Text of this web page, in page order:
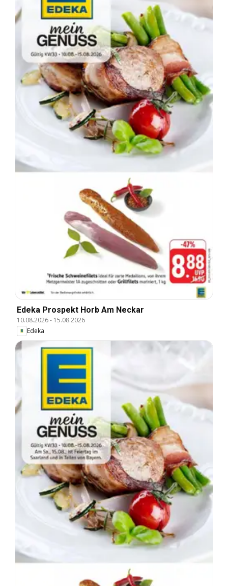
Edeka Prospekt Horb Am Neckar
10.08.2026- 15.08.2026
Edeka